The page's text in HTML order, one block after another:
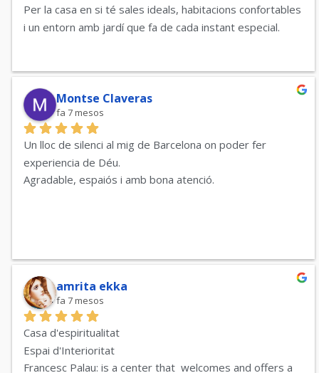
Per la casa en si té sales ideals, habitacions confortables
i un entorn amb jardí que fa de cada instant especial.
Montse Claveras
fa 7 mesos
Un lloc de silenci al mig de Barcelona on poder fer
experiencia de Déu.
Agradable, espaiós i amb bona atenció.
amrita ekka
fa 7 mesos
Casa d'espiritualitat
Espai d'Interioritat
Francesc Palau: is a center that  welcomes and offers a